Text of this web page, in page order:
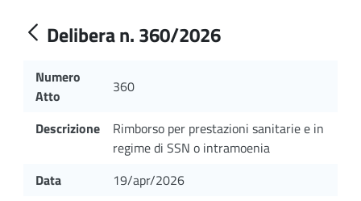
Delibera n. 360/2026
Numero
Atto
360
Descrizione
Rimborso per prestazioni sanitarie e in
regime di SSN o intramoenia
Data
19/apr/2026